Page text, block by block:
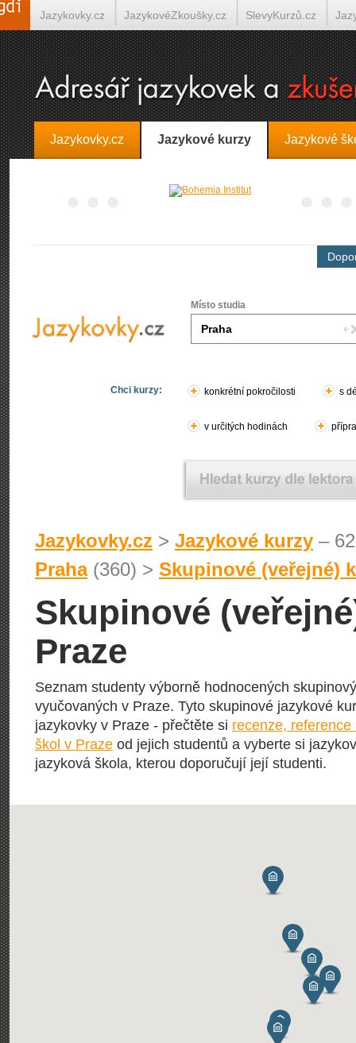
Jazykovky.cz Jazykové kurzy Jazykové
Místo studia
Chci kurzy: konkrétní pokročilosti s
v určitých hodinách
Jazykovky.cz > Jazykové kurzy –
Praha(360) > Skupinové (veřejné)
Skupinové
Praze
Seznam studenty výborně hodnocených
vyučovaných v Praze. Tyto skupinové jazykové
jazykovky v Praze - přečtěte si recenze,
škol v Praze od jejich studentů a vyberte si
jazyková škola, kterou doporučují její studenti.
Jazykovky.cz JazykovéZkoušky.cz SlevyKurzů.cz
Španělština on-line Italština on-line Tlumočení-